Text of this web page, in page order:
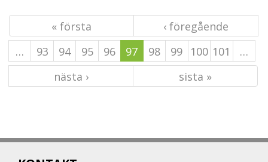
« första
‹ föregående
…
93 94 95 96 97 98 99 100 101
…
nästa ›
sista »